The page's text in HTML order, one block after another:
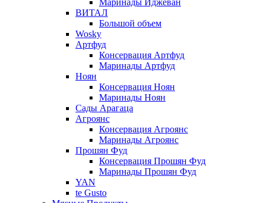
Маринады Иджеван
ВИТАЛ
Большой объем
Wosky
Артфуд
Консервация Артфуд
Маринады Артфуд
Ноян
Консервация Ноян
Маринады Ноян
Сады Арагаца
Агроянс
Консервация Агроянс
Маринады Агроянс
Прошян Фуд
Консервация Прошян Фуд
Маринады Прошян Фуд
YAN
te Gusto